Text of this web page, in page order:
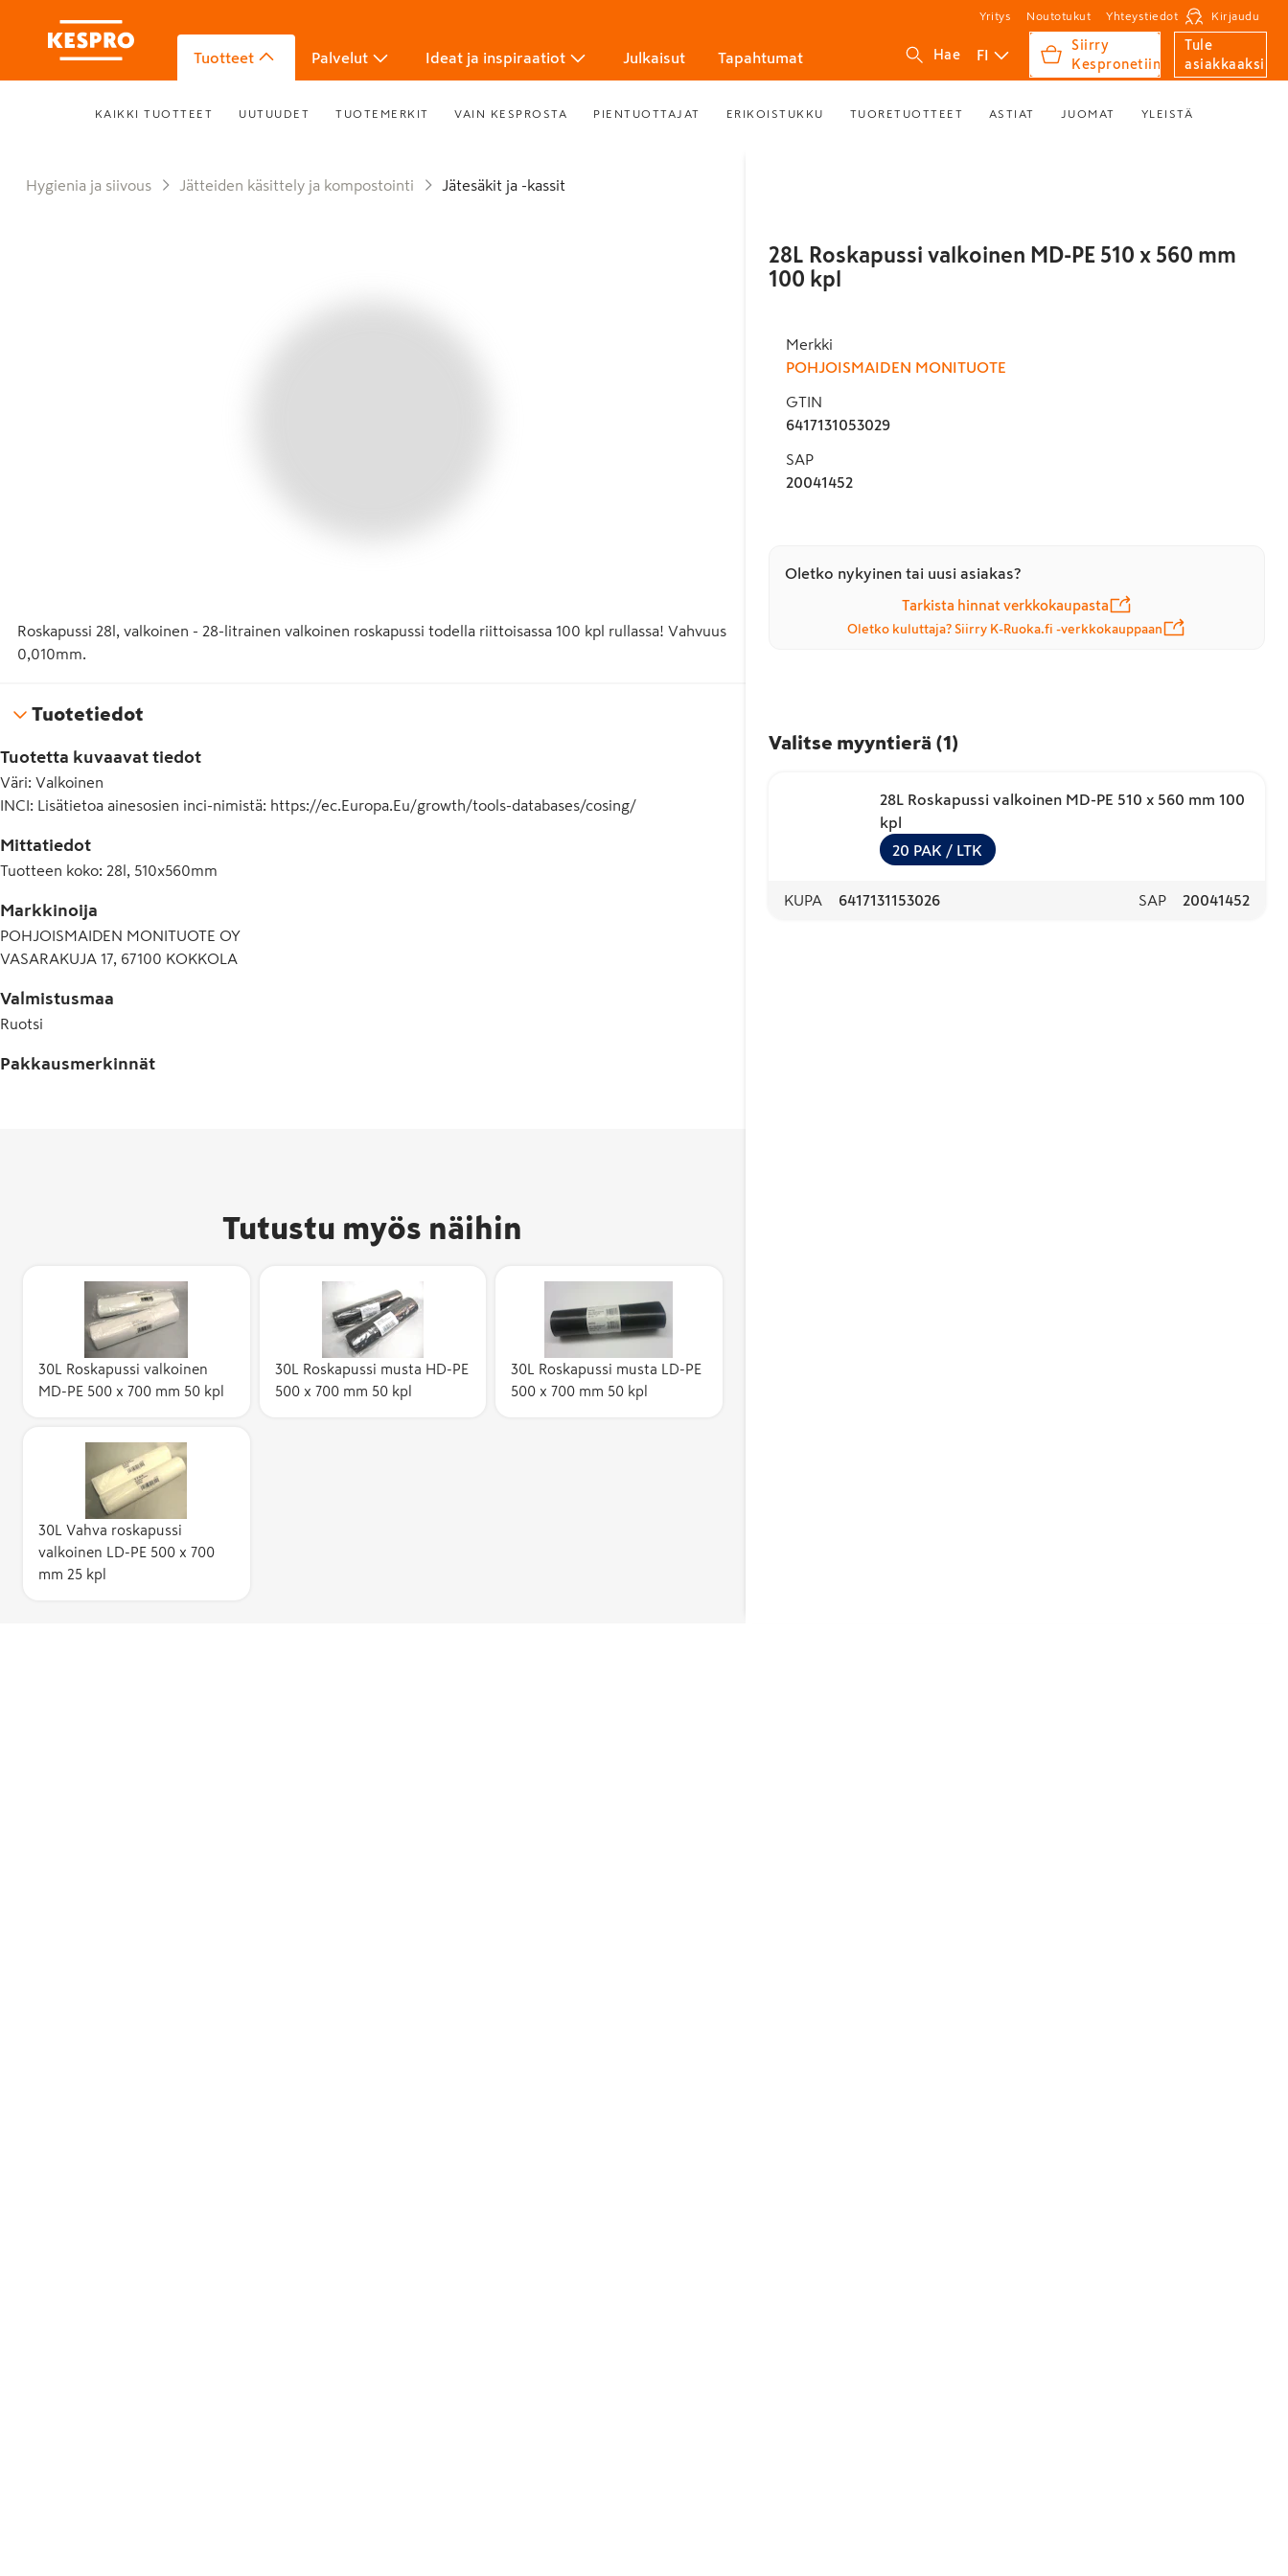
Yritys Noutotukut Yhteystiedot Kirjaudu
Tuotteet Palvelut Ideat ja inspiraatiot Julkaisut Tapahtumat Hae FI
Siirry
Kespronetiin
Tule
asiakkaaksi
KAIKKI TUOTTEET UUTUUDET TUOTEMERKIT VAIN KESPROSTA PIENTUOTTAJAT ERIKOISTUKKU TUORETUOTTEET ASTIAT JUOMAT YLEISTÄ
Hygienia ja siivous Jätteiden käsittely ja kompostointi Jätesäkit ja -kassit
Roskapussi 28l, valkoinen - 28-litrainen valkoinen roskapussi todella riittoisassa 100 kpl rullassa! Vahvuus
0,010mm.
Tuotetiedot
Tuotetta kuvaavat tiedot
Väri: Valkoinen
INCI: Lisätietoa ainesosien inci-nimistä: https://ec.Europa.Eu/growth/tools-databases/cosing/
Mittatiedot
Tuotteen koko: 28l, 510x560mm
Markkinoija
POHJOISMAIDEN MONITUOTE OY
VASARAKUJA 17, 67100 KOKKOLA
Valmistusmaa
Ruotsi
Pakkausmerkinnät
Tutustu myös näihin
30L Roskapussi valkoinen
MD-PE 500 x 700 mm 50 kpl
30L Roskapussi musta HD-PE
500 x 700 mm 50 kpl
30L Roskapussi musta LD-PE
500 x 700 mm 50 kpl
30L Vahva roskapussi
valkoinen LD-PE 500 x 700
mm 25 kpl
28L Roskapussi valkoinen MD-PE 510 x 560 mm
100 kpl
Merkki
POHJOISMAIDEN MONITUOTE
GTIN
6417131053029
SAP
20041452
Oletko nykyinen tai uusi asiakas?
Tarkista hinnat verkkokaupasta
Oletko kuluttaja? Siirry K-Ruoka.fi -verkkokauppaan
Valitse myyntierä (1 )
28L Roskapussi valkoinen MD-PE 510 x 560 mm 100
kpl
20 PAK / LTK
KUPA 6417131153026 SAP 20041452